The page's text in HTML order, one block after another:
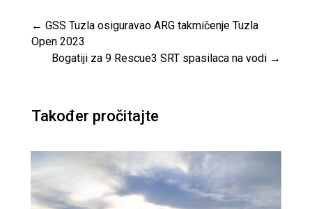
← GSS Tuzla osiguravao ARG takmičenje Tuzla
Open 2023
Bogatiji za 9 Rescue3 SRT spasilaca na vodi →
Također pročitajte